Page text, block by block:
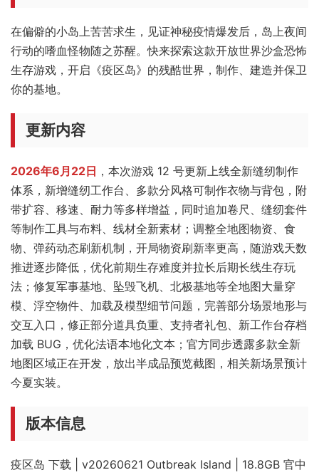
在偏僻的小岛上苦苦求生，见证神秘疫情爆发后，岛上夜间
行动的嗜血怪物随之苏醒。快来探索这款开放世界沙盒恐怖
生存游戏，开启《疫区岛》的残酷世界，制作、建造并保卫
你的基地。
更新内容
2026年6月22日 ，本次游戏 12 号更新上线全新缝纫制作
体系，新增缝纫工作台、多款分风格可制作衣物与背包，附
带扩容、移速、耐力等多样增益，同时追加卷尺、缝纫套件
等制作工具与布料、线材全新素材；调整全地图物资、食
物、弹药动态刷新机制，开局物资刷新率更高，随游戏天数
推进逐步降低，优化前期生存难度并拉长后期长线生存玩
法；修复军事基地、坠毁飞机、北极基地等全地图大量穿
模、浮空物件、加载及模型细节问题，完善部分场景地形与
交互入口，修正部分道具负重、支持者礼包、新工作台存档
加载 BUG，优化法语本地化文本；官方同步透露多款全新
地图区域正在开发，放出半成品预览截图，相关新场景预计
今夏实装。
版本信息
疫区岛 下载 | v20260621 Outbreak Island | 18.8GB 官中